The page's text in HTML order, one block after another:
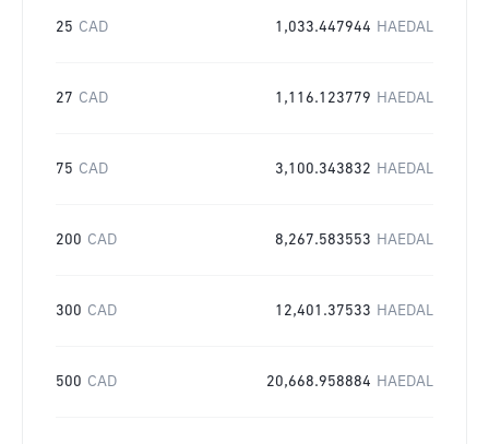
25 CAD 1,033.447944 HAEDAL
27 CAD 1,116.123779 HAEDAL
75 CAD 3,100.343832 HAEDAL
200 CAD 8,267.583553 HAEDAL
300 CAD 12,401.37533 HAEDAL
500 CAD 20,668.958884 HAEDAL